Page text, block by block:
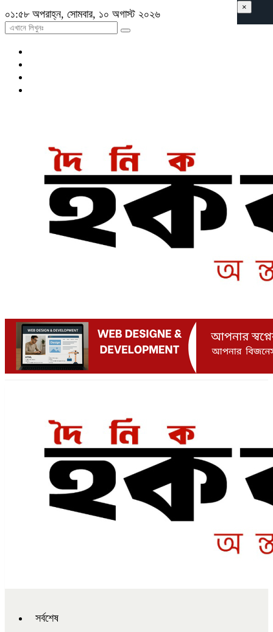
০১:৫৮ অপরাহ্ন, সোমবার, ১০ অগাস্ট ২০২৬
সর্বশেষ
×